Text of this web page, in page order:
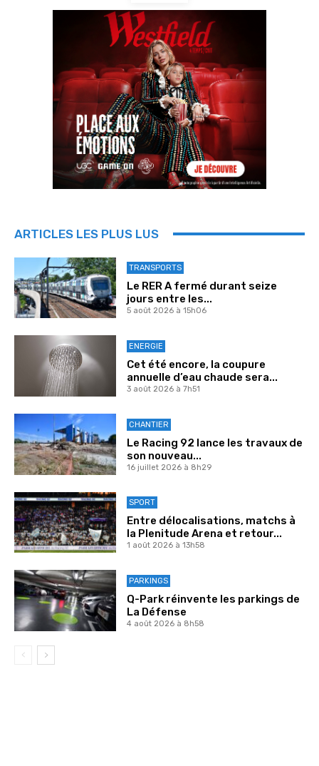
ARTICLES LES PLUS LUS
TRANSPORTS
Le RER A fermé durant seize
jours entre les...
5 août 2026 à 15h06
ENERGIE
Cet été encore, la coupure
annuelle d’eau chaude sera...
3 août 2026 à 7h51
CHANTIER
Le Racing 92 lance les travaux de
son nouveau...
16 juillet 2026 à 8h29
SPORT
Entre délocalisations, matchs à
la Plenitude Arena et retour...
1 août 2026 à 13h58
PARKINGS
Q-Park réinvente les parkings de
La Défense
4 août 2026 à 8h58